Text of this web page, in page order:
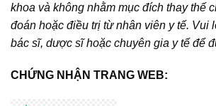
khoa và không nhằm mục đích thay thế
đoán hoặc điều trị từ nhân viên y tế. Vui
bác sĩ, dược sĩ hoặc chuyên gia y tế để
CHỨNG NHẬN TRANG WEB: